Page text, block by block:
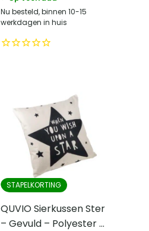
Naturel
Nu besteld, binnen 10-15
werkdagen in huis
STAPELKORTING
QUVIO Sierkussen Ster
– Gevuld – Polyester –